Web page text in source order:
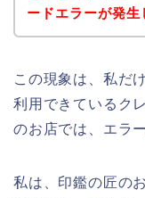
ードエラーが発生
この現象は、私だ
利用できているク
のお店では、エラ
私は、印鑑の匠の